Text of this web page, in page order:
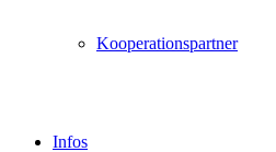
Kooperationspartner
Infos